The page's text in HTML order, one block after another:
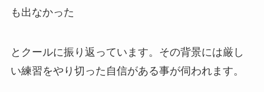
も出なかった
とクールに振り返っています。その背景には厳し
い練習をやり切った自信がある事が伺われます。